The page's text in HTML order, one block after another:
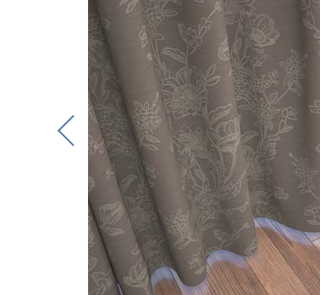
Previous